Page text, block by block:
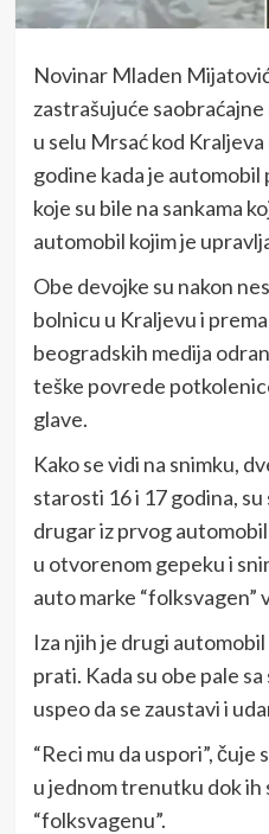
Novinar Mladen
zastrašujuće
u selu Mrsać kod
godine kada je automobil
koje su bile na sankama
automobil kojim je
Obe devojke su nakon
bolnicu u Kraljevu i
beogradskih medija
teške povrede
glave.
Kako se vidi na snimku,
starosti 16 i 17 godina, su
drugar iz prvog
u otvorenom gepeku i
auto marke “folksvagen”
Iza njih je drugi
prati. Kada su obe pale
uspeo da se zaustavi i
“Reci mu da uspori”,
u jednom trenutku dok ih
“folksvagenu”.